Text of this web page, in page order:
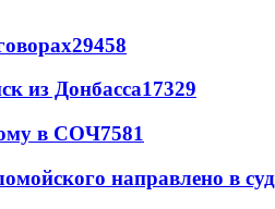
29458
из Донбасса17329
в СОЧ7581
направлено в суд